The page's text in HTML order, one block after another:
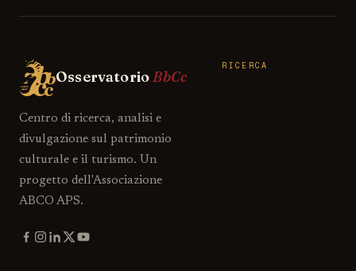
OsservatorioBbCc
Centro di ricerca, analisi e
divulgazione sul patrimonio
culturale e il turismo. Un
progetto dell'Associazione
ABCO APS.
RICERCA